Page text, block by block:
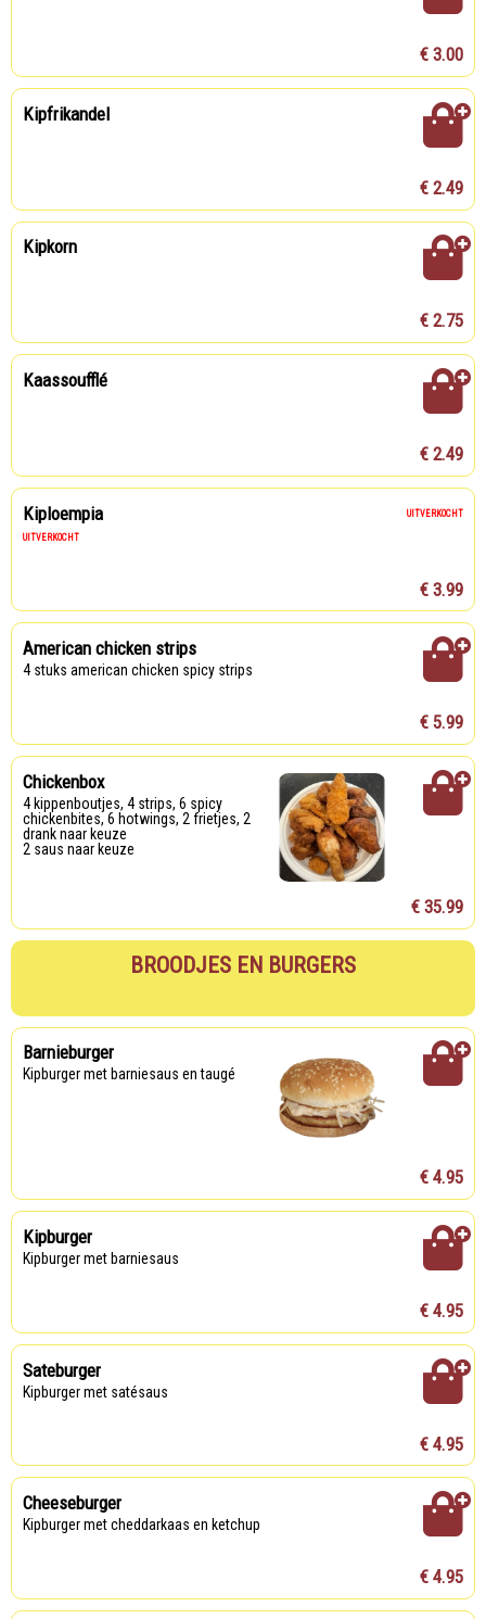
€ 3.00
Kipfrikandel
€ 2.49
Kipkorn
€ 2.75
Kaassoufflé
€ 2.49
Kiploempia
UITVERKOCHT
UITVERKOCHT
€ 3.99
American chicken strips
4 stuks american chicken spicy strips
€ 5.99
Chickenbox
4 kippenboutjes, 4 strips, 6 spicy
chickenbites, 6 hotwings, 2 frietjes, 2
drank naar keuze
2 saus naar keuze
€ 35.99
BROODJES EN BURGERS
Barnieburger
Kipburger met barniesaus en taugé
€ 4.95
Kipburger
Kipburger met barniesaus
€ 4.95
Sateburger
Kipburger met satésaus
€ 4.95
Cheeseburger
Kipburger met cheddarkaas en ketchup
€ 4.95